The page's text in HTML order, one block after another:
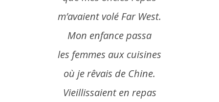
m’avaient volé Far West.
Mon enfancepassa
les femmes aux cuisines
où je rêvais de Chine.
Vieillissaient en repas